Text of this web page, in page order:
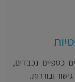
כספיים נכבדים,
ובוררות.